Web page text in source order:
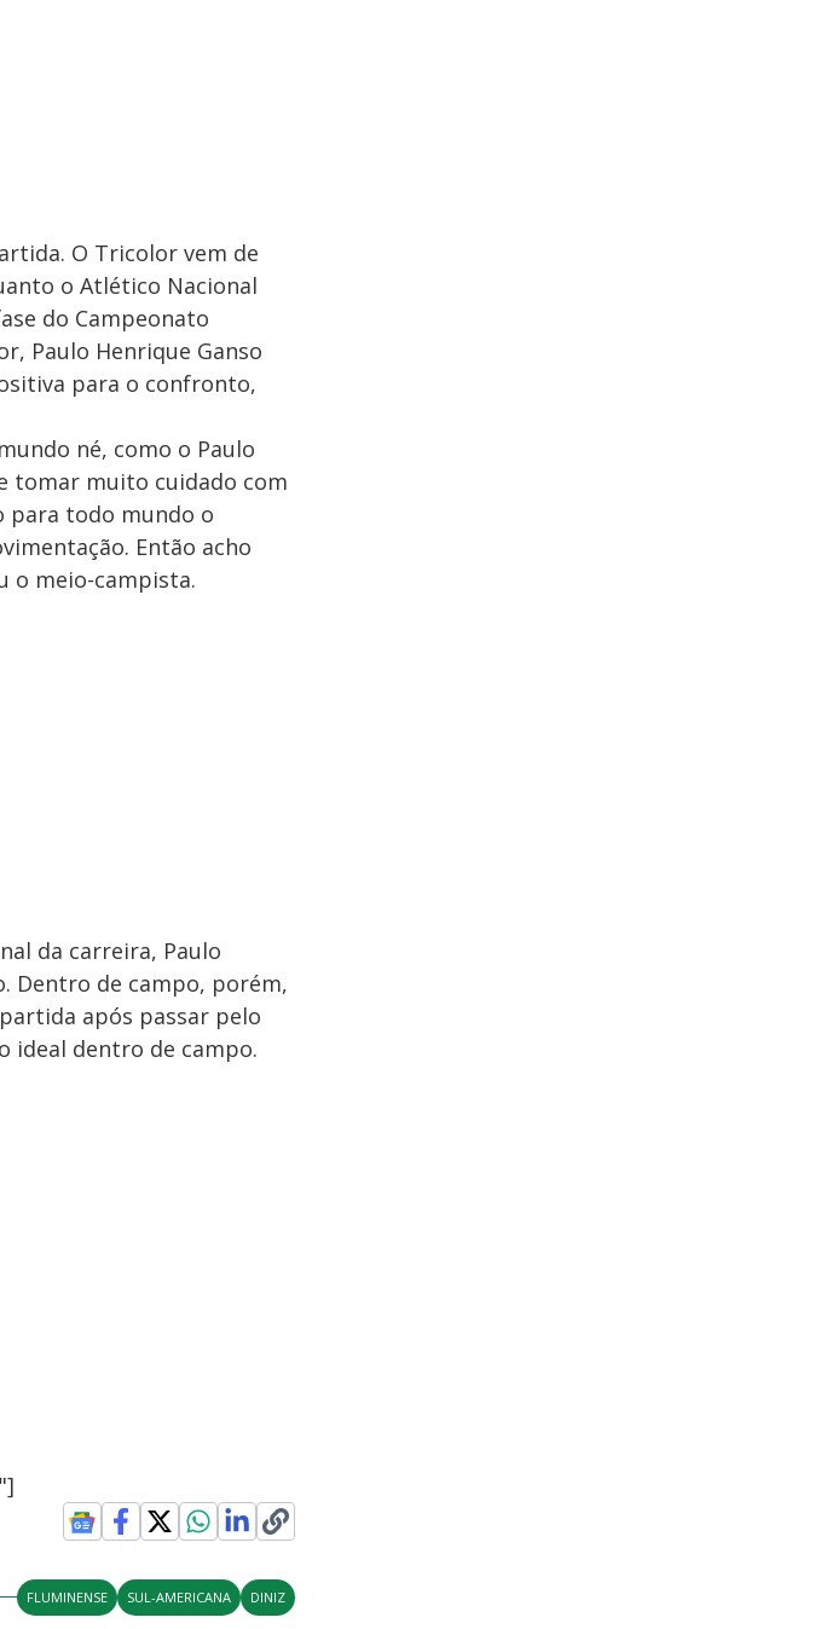
O Tricolor vem de
o Atlético Nacional
do Campeonato
Paulo Henrique Ganso
para o confronto,
né, como o Paulo
tomar muito cuidado com
para todo mundo o
Então acho
o meio-campista.
da carreira, Paulo
Dentro de campo, porém,
após passar pelo
ideal dentro de campo.
FLUMINENSE SUL-AMERICANA DINIZ